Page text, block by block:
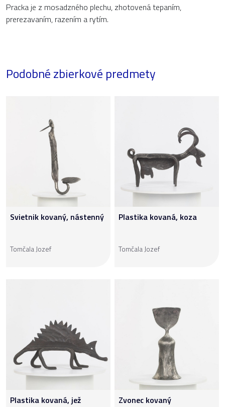
Pracka je z mosadzného plechu, zhotovená tepaním,
prerezavaním, razením a rytím.
Podobné zbierkové predmety
Svietnik kovaný, nástenný
Tomčala Jozef
Plastika kovaná, koza
Tomčala Jozef
Plastika kovaná, jež Zvonec kovaný